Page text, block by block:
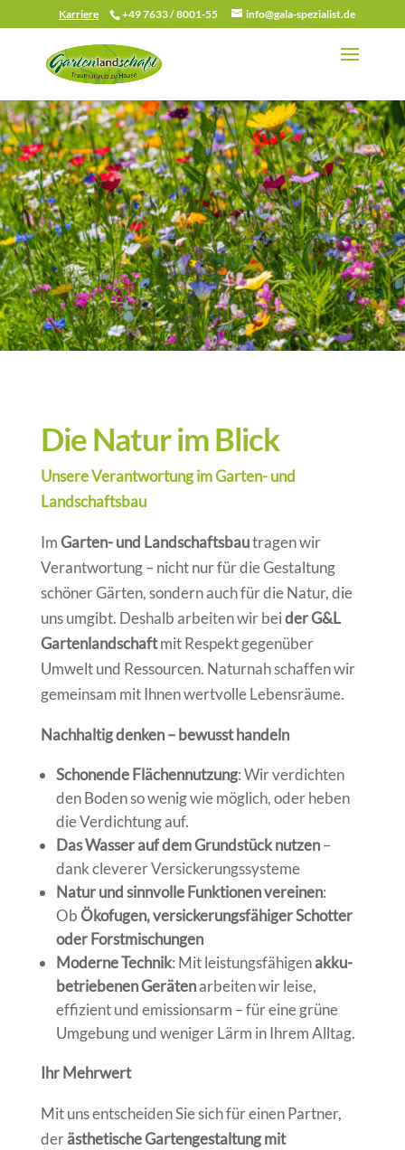
Karriere +49 7633 / 8001-55 info@gala-spezialist.de
Die Natur im Blick
Unsere Verantwortung im Garten- und
Landschaftsbau
ImGarten- und Landschaftsbautragen wir
Verantwortung – nicht nur für die Gestaltung
schöner Gärten, sondern auch für die Natur, die
uns umgibt. Deshalb arbeiten wir beider G&L
Gartenlandschaftmit Respekt gegenüber
Umwelt und Ressourcen. Naturnah schaffen wir
gemeinsam mit Ihnen wertvolle Lebensräume.
Nachhaltig denken – bewusst handeln
Schonende Flächennutzung: Wir verdichten
den Boden so wenig wie möglich, oder heben
die Verdichtung auf.
Das Wasser auf dem Grundstück nutzen–
dank cleverer Versickerungssysteme
Natur und sinnvolle Funktionen vereinen:
ObÖkofugen, versickerungsfähiger Schotter
oder Forstmischungen
Moderne Technik: Mit leistungsfähigenakku­
betriebenen Gerätenarbeiten wir leise,
effizient und emissionsarm – für eine grüne
Umgebung und weniger Lärm in Ihrem Alltag.
Ihr Mehrwert
Mit uns entscheiden Sie sich für einen Partner,
derästhetische Gartengestaltung mit